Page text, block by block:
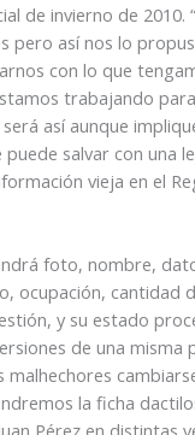
de invierno de 2010.
pero así nos lo
con lo que
trabajando
así aunque
puede salvar con una
vieja en el
foto, nombre,
ocupación, cantidad
y su estado
de una misma
malhechores
la ficha
Pérez en distintas